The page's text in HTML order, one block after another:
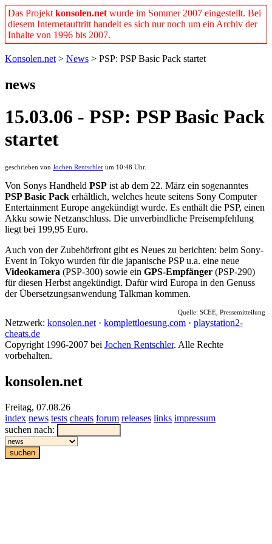
Das Projekt konsolen.net wurde im Sommer 2007 eingestellt. Bei
diesem Internetauftritt handelt es sich nur noch um ein Archiv der
Inhalte von 1996 bis 2007.
Konsolen.net > News > PSP: PSP Basic Pack startet
news
15.03.06 - PSP: PSP Basic Pack
startet
geschrieben von Jochen Rentschler um 10:48 Uhr.
Von Sonys Handheld PSP ist ab dem 22. März ein sogenanntes
PSP Basic Pack erhältlich, welches heute seitens Sony Computer
Entertainment Europe angekündigt wurde. Es enthält die PSP, einen
Akku sowie Netzanschluss. Die unverbindliche Preisempfehlung
liegt bei 199,95 Euro.
Auch von der Zubehörfront gibt es Neues zu berichten: beim Sony-
Event in Tokyo wurden für die japanische PSP u.a. eine neue
Videokamera (PSP-300) sowie ein GPS-Empfänger (PSP-290)
für diesen Herbst angekündigt. Dafür wird Europa in den Genuss
der Übersetzungsanwendung Talkman kommen.
Quelle: SCEE, Pressemitteilung
Netzwerk: konsolen.net · komplettloesung.com · playstation2-
cheats.de
Copyright 1996-2007 bei Jochen Rentschler. Alle Rechte
vorbehalten.
konsolen.net
Freitag, 07.08.26
index news tests cheats forum releases links impressum
suchen nach: